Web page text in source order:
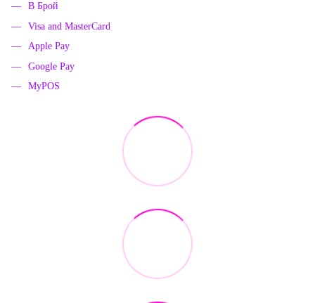
В Брой
Visa and MasterCard
Apple Pay
Google Pay
MyPOS